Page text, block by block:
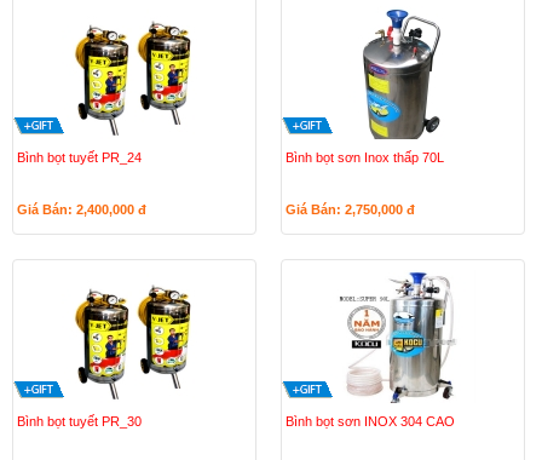
Bình bọt tuyết PR_24
Giá Bán: 2,400,000 đ
Bình bọt sơn Inox thấp 70L
Giá Bán: 2,750,000 đ
Bình bọt tuyết PR_30 Bình bọt sơn INOX 304 CAO